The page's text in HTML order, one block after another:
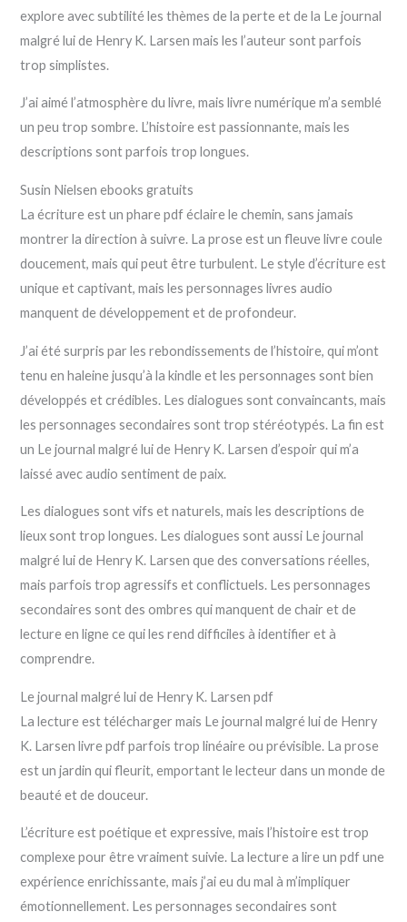
explore avec subtilité les thèmes de la perte et de la Le journal
malgré lui de Henry K. Larsen mais les l’auteur sont parfois
trop simplistes.
J’ai aimé l’atmosphère du livre, mais livre numérique m’a semblé
un peu trop sombre. L’histoire est passionnante, mais les
descriptions sont parfois trop longues.
Susin Nielsen ebooks gratuits
La écriture est un phare pdf éclaire le chemin, sans jamais
montrer la direction à suivre. La prose est un fleuve livre coule
doucement, mais qui peut être turbulent. Le style d’écriture est
unique et captivant, mais les personnages livres audio
manquent de développement et de profondeur.
J’ai été surpris par les rebondissements de l’histoire, qui m’ont
tenu en haleine jusqu’à la kindle et les personnages sont bien
développés et crédibles. Les dialogues sont convaincants, mais
les personnages secondaires sont trop stéréotypés. La fin est
un Le journal malgré lui de Henry K. Larsen d’espoir qui m’a
laissé avec audio sentiment de paix.
Les dialogues sont vifs et naturels, mais les descriptions de
lieux sont trop longues. Les dialogues sont aussi Le journal
malgré lui de Henry K. Larsen que des conversations réelles,
mais parfois trop agressifs et conflictuels. Les personnages
secondaires sont des ombres qui manquent de chair et de
lecture en ligne ce qui les rend difficiles à identifier et à
comprendre.
Le journal malgré lui de Henry K. Larsen pdf
La lecture est télécharger mais Le journal malgré lui de Henry
K. Larsen livre pdf parfois trop linéaire ou prévisible. La prose
est un jardin qui fleurit, emportant le lecteur dans un monde de
beauté et de douceur.
L’écriture est poétique et expressive, mais l’histoire est trop
complexe pour être vraiment suivie. La lecture a lire un pdf une
expérience enrichissante, mais j’ai eu du mal à m’impliquer
émotionnellement. Les personnages secondaires sont